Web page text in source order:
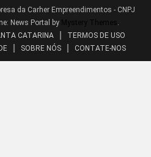
da Carher Empreendimentos - CNPJ
News Portal by Mystery Themes .
CATARINA
TERMOS DE USO
SOBRE NÓS CONTATE-NOS